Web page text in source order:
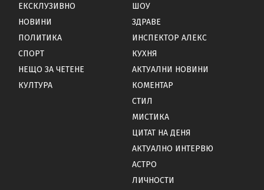
ЕКСКЛУЗИВНО
НОВИНИ
ПОЛИТИКА
СПОРТ
НЕЩО ЗА ЧЕТЕНЕ
КУЛТУРА
ШОУ
ЗДРАВЕ
ИНСПЕКТОР АЛЕКС
КУХНЯ
АКТУАЛНИ НОВИНИ
КОМЕНТАР
СТИЛ
МИСТИКА
ЦИТАТ НА ДЕНЯ
АКТУАЛНО ИНТЕРВЮ
АСТРО
ЛИЧНОСТИ